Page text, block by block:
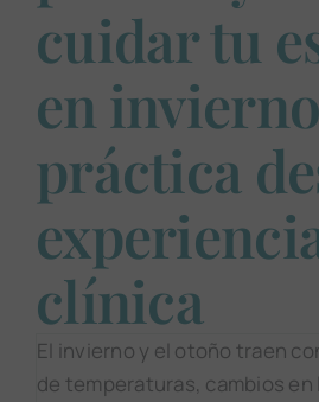
cuidar tu
en
práctica
clínica
El invierno y el otoño traen
de temperaturas, cambios en